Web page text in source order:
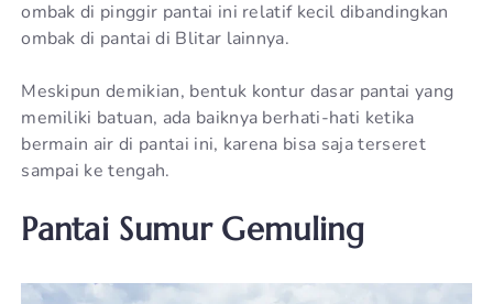
ombak di pinggir pantai ini relatif kecil dibandingkan
ombak di pantai di Blitar lainnya.
Meskipun demikian, bentuk kontur dasar pantai yang
memiliki batuan, ada baiknya berhati-hati ketika
bermain air di pantai ini, karena bisa saja terseret
sampai ke tengah.
Pantai Sumur Gemuling